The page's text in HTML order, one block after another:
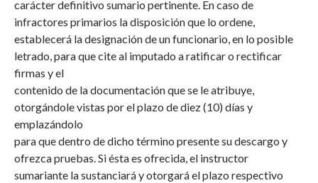
carácter definitivo sumario pertinente. En caso de
infractores primarios la disposición que lo ordene,
establecerá la designación de un funcionario, en lo posible
letrado, para que cite al imputado a ratificar o rectificar
firmas y el
contenido de la documentación que se le atribuye,
otorgándole vistas por el plazo de diez (10) días y
emplazándolo
para que dentro de dicho término presente su descargo y
ofrezca pruebas. Si ésta es ofrecida, el instructor
sumariante la sustanciará y otorgará el plazo respectivo